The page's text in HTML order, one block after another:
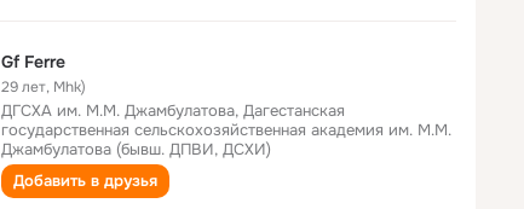
Gf Ferre
29 лет, Mhk)
ДГСХА им. М.М. Джамбулатова, Дагестанская
государственная сельскохозяйственная академия им. М.М.
Джамбулатова (бывш. ДПВИ, ДСХИ)
Добавить в друзья